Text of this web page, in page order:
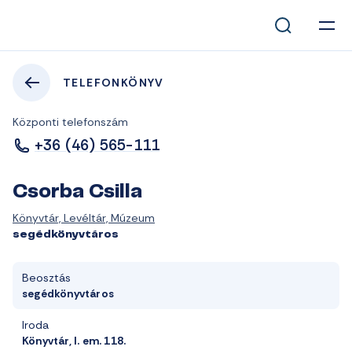
TELEFONKÖNYV
Központi telefonszám
+36 (46) 565-111
Csorba Csilla
Könyvtár, Levéltár, Múzeum
segédkönyvtáros
Beosztás
segédkönyvtáros
Iroda
Könyvtár, I. em. 118.